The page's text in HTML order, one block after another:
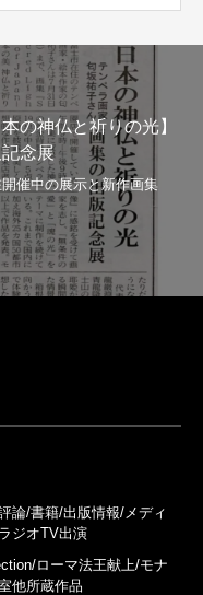
の神仏と祈りの光】
念展
論/書籍/出版情報/メディ
ジオTV出演
ローマ法王献上/モナ
他所蔵作品